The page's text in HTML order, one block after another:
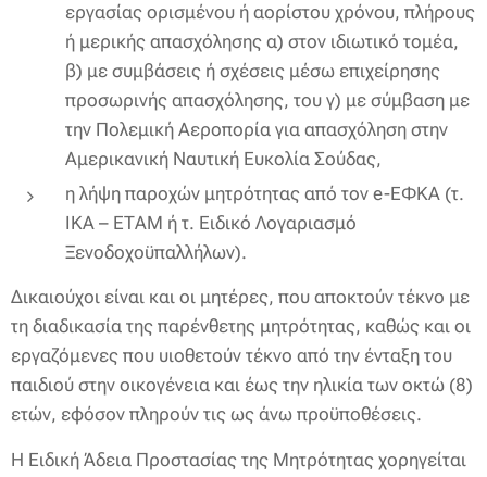
εργασίας ορισμένου ή αορίστου χρόνου, πλήρους
ή μερικής απασχόλησης α) στον ιδιωτικό τομέα,
β) με συμβάσεις ή σχέσεις μέσω επιχείρησης
προσωρινής απασχόλησης, του γ) με σύμβαση με
την Πολεμική Αεροπορία για απασχόληση στην
Αμερικανική Ναυτική Ευκολία Σούδας,
η λήψη παροχών μητρότητας από τον e-ΕΦΚΑ (τ.
ΙΚΑ – ΕΤΑΜ ή τ. Ειδικό Λογαριασμό
Ξενοδοχοϋπαλλήλων).
Δικαιούχοι είναι και οι μητέρες, που αποκτούν τέκνο με
τη διαδικασία της παρένθετης μητρότητας, καθώς και οι
εργαζόμενες που υιοθετούν τέκνο από την ένταξη του
παιδιού στην οικογένεια και έως την ηλικία των οκτώ (8)
ετών, εφόσον πληρούν τις ως άνω προϋποθέσεις.
Η Ειδική Άδεια Προστασίας της Μητρότητας χορηγείται